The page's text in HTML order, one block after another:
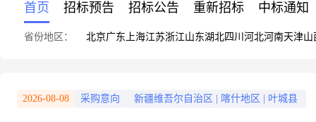
首页 招标预告 招标公告 重新招标 中标通知
省份地区： 北京广东 上海江苏浙江山东湖北四川 河北河南天津山
2026-08-08 采购意向 新疆维吾尔自治区 喀什地区 叶城县